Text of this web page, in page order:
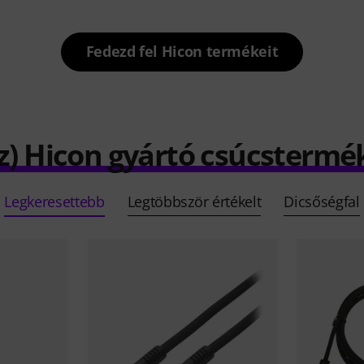
Fedezd fel Hicon termékeit
Hicon gyártó
Legkeresettebb Legtöbbször értékelt Dicsőségfal